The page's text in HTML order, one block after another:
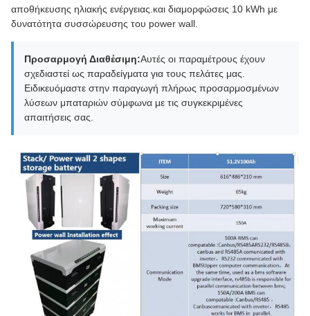
αποθήκευσης ηλιακής ενέργειας.και διαμορφώσεις 10 kWh με
δυνατότητα συσσώρευσης του power wall.
Προσαρμογή Διαθέσιμη:Αυτές οι παραμέτρους έχουν
σχεδιαστεί ως παραδείγματα για τους πελάτες μας.
Ειδικευόμαστε στην παραγωγή πλήρως προσαρμοσμένων
λύσεων μπαταριών σύμφωνα με τις συγκεκριμένες
απαιτήσεις σας.